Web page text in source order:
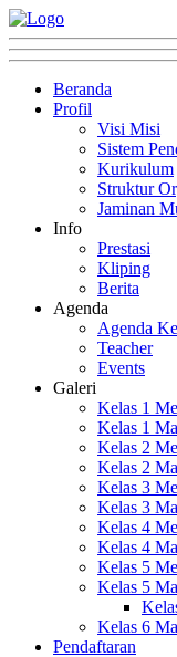
Beranda
Profil
Visi Misi
Sistem
Kurikulum
Struktur
Jaminan
Info
Prestasi
Kliping
Berita
Agenda
Agenda
Teacher
Events
Galeri
Kelas 1
Kelas 1
Kelas 2
Kelas 2
Kelas 3
Kelas 3
Kelas 4
Kelas 4
Kelas 5
Kelas 5
Kelas 6
Pendaftaran